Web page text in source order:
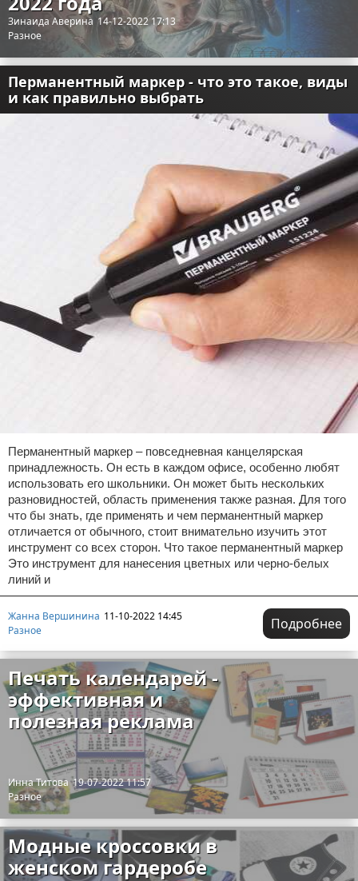
Зинаида Аверина 14-12-2022 17:13
Разное
Перманентный маркер - что это такое, виды
и как правильно выбрать
Перманентный маркер – повседневная канцелярская
принадлежность. Он есть в каждом офисе, особенно любят
использовать его школьники. Он может быть нескольких
разновидностей, область применения также разная. Для того
что бы знать, где применять и чем перманентный маркер
отличается от обычного, стоит внимательно изучить этот
инструмент со всех сторон. Что такое перманентный маркер
Это инструмент для нанесения цветных или черно-белых
линий и
Жанна Вершинина 11-10-2022 14:45
Разное
Подробнее
Печать календарей -
эффективная и
полезная реклама
Инна Титова 19-07-2022 11:57
Разное
Модные кроссовки в
женском гардеробе